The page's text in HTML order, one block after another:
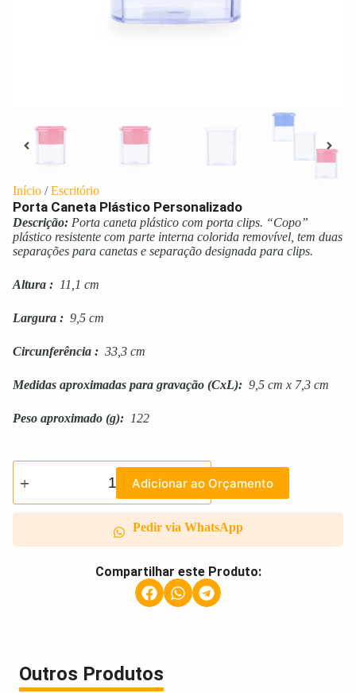
Início /Escritório
Porta Caneta Plástico Personalizado
Descrição: Porta caneta plástico com porta clips. “Copo”
plástico resistente com parte interna colorida removível, tem duas
separações para canetas e separação designada para clips.
Altura : 11,1 cm
Largura : 9,5 cm
Circunferência : 33,3 cm
Medidas aproximadas para gravação (CxL): 9,5 cm x 7,3 cm
Peso aproximado (g): 122
Adicionar ao Orçamento
Pedir via WhatsApp
Compartilhar este Produto:
Outros Produtos